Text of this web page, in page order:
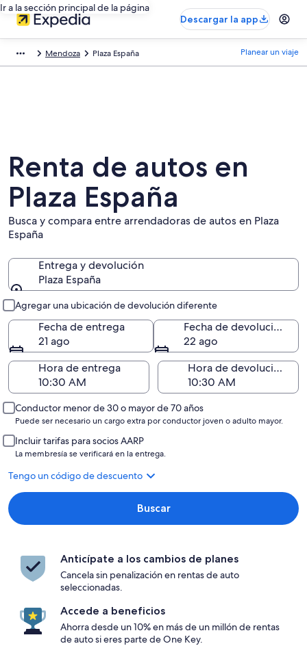
Ir a la sección principal de la página
Descargar la app
Mendoza Plaza España Planear un viaje
Renta de autos en
Plaza España
Busca y compara entre arrendadoras de autos en Plaza
España
Entrega y devolución
Plaza España
Agregar una ubicación de devolución diferente
Fecha de entrega
21 ago
Fecha de devolución
22 ago
Hora de entrega
Hora de devolución
Conductor menor de 30 o mayor de 70 años
Puede ser necesario un cargo extra por conductor joven o adulto mayor.
Incluir tarifas para socios AARP
La membresía se verificará en la entrega.
Tengo un código de descuento
Buscar
Anticípate a los cambios de planes
Cancela sin penalización en rentas de auto
seleccionadas.
Accede a beneficios
Ahorra desde un 10% en más de un millón de rentas
de auto si eres parte de One Key.